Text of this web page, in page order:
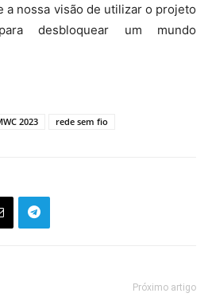
a nossa visão de utilizar o projeto
desbloquear um mundo
2023 rede sem fio
Próximo artigo